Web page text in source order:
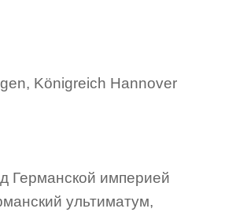
Königreich Hannover
Германской империей
ультиматум,